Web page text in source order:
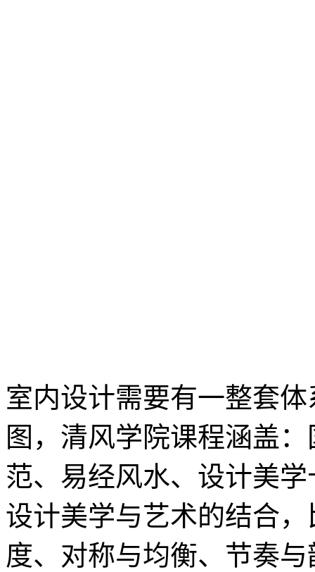
室内设计需要有一整套
图，清风学院课程涵盖
范、易经风水、设计美
设计美学与艺术的结合
度、对称与均衡、节奏